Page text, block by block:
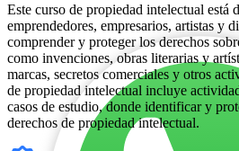
Este curso de propiedad intelectual está
emprendedores, empresarios, artistas y
comprender y proteger los derechos
como invenciones, obras literarias y
marcas, secretos comerciales y otros
de propiedad intelectual incluye
casos de estudio, donde identificar y
derechos de propiedad intelectual.